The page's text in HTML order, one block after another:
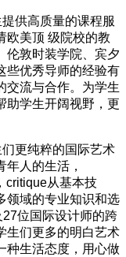
供高质量的课程服
欧美顶 级院校的教
伦敦时装学院、宾夕
些优秀导师的经验有
交流与合作。为学生
助学生开阔视野，更
更纯粹的国际艺术
人的生活，
critique从基本技
领域的专业知识和选
位国际设计师的跨
生们更多的明白艺术
种生活态度，用心做